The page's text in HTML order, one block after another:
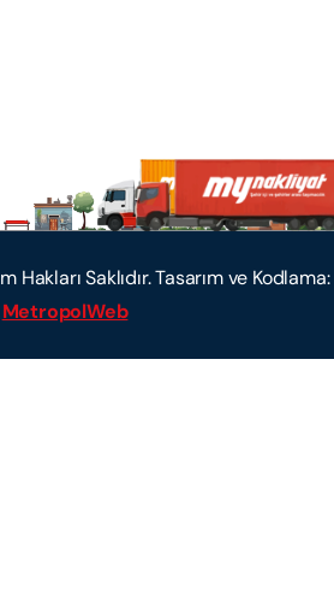
Hakları Saklıdır. Tasarım ve Kodlama:
MetropolWeb